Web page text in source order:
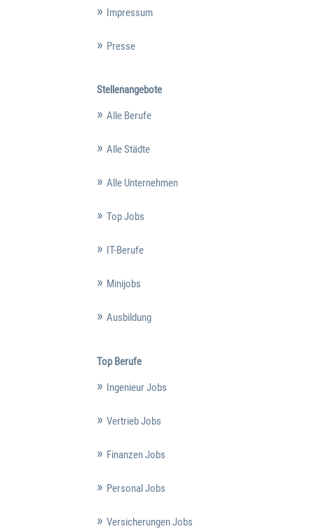
Impressum
Presse
Stellenangebote
Alle Berufe
Alle Städte
Alle Unternehmen
Top Jobs
IT-Berufe
Minijobs
Ausbildung
Top Berufe
Ingenieur Jobs
Vertrieb Jobs
Finanzen Jobs
Personal Jobs
Versicherungen Jobs